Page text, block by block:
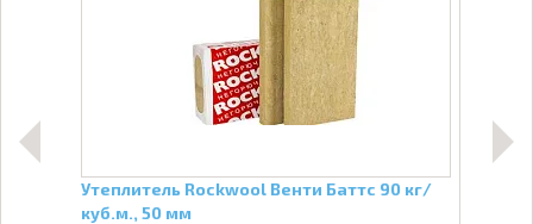
Утеплитель Rockwool Венти Баттс 90 кг/
куб.м., 50 мм